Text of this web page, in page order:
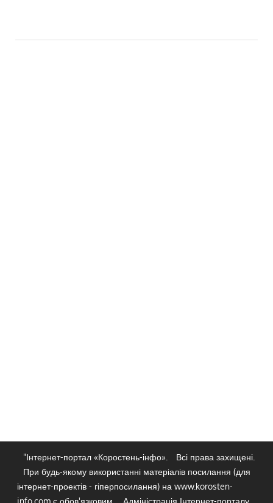
"Інтернет-портал «Коростень-інфо».
Всі права захищені.
При будь-якому використанні матеріалів посилання (для
інтернет-проектів - гіперпосилання) на www.korosten-
info.com є обов'язковим.
Адміністрація Інтернет-порталу